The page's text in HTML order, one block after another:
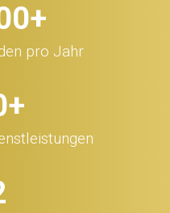
+
pro Jahr
+